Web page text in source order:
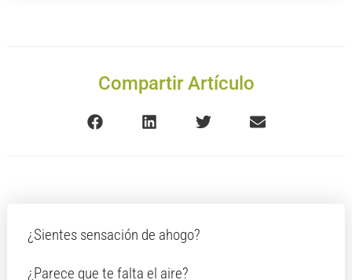
Compartir Artículo
¿Sientes sensación de ahogo?
¿Parece que te falta el aire?